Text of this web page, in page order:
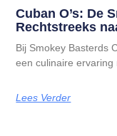
Cuban O’s: De
Rechtstreeks
Bij Smokey Basterds
een culinaire
Lees Verder